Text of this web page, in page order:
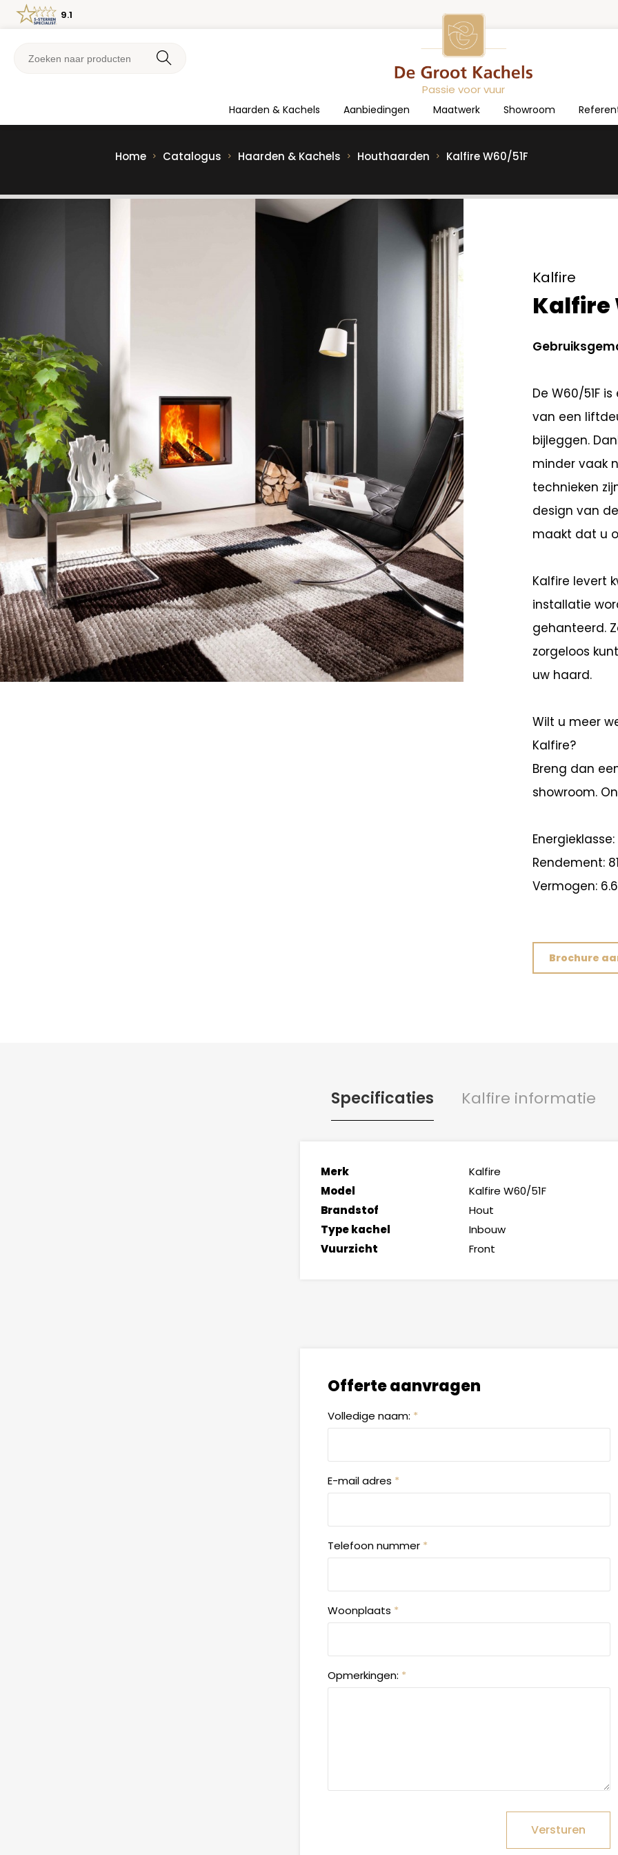
Passie voor vuur
Haarden & Kachels Aanbiedingen Maatwerk Showroom
9.1
Home Catalogus Haarden & Kachels Houthaarden Kalfire W60/51F
Kalfire
Kalfire
De W60/51F
van een
bijleggen.
minder vaak
technieken
design van
maakt dat u
Kalfire levert
installatie
gehanteerd.
zorgeloos
uw haard.
Wilt u meer
Kalfire?
Breng dan
showroom.
Energieklasse:
Rendement:
Vermogen:
Brochure
Specificaties Kalfire informatie
Merk
Kalfire
Model
Kalfire W60/51F
Brandstof
Hout
Type kachel
Inbouw
Vuurzicht
Front
Offerte aanvragen
Volledige naam: *
E-mail adres *
Telefoon nummer *
Woonplaats *
Opmerkingen: *
Versturen